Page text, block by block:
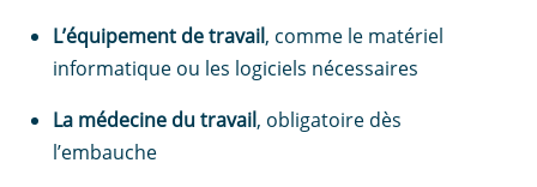
L’équipement de travail, comme le matériel
informatique ou les logiciels nécessaires
La médecine du travail, obligatoire dès
l’embauche